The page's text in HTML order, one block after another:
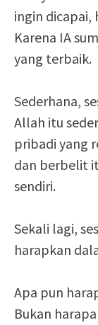
ingin dicapai,
Karena IA
yang terbaik.
Sederhana,
Allah itu
pribadi yang
dan berbelit
sendiri.
Sekali lagi,
harapkan
Apa pun
Bukan